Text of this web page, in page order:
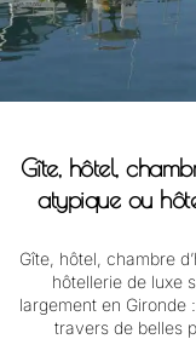
Gîte, hôtel,
atypique ou
Gîte, hôtel, chambre
hôtellerie de luxe
largement en Gironde
travers de belles